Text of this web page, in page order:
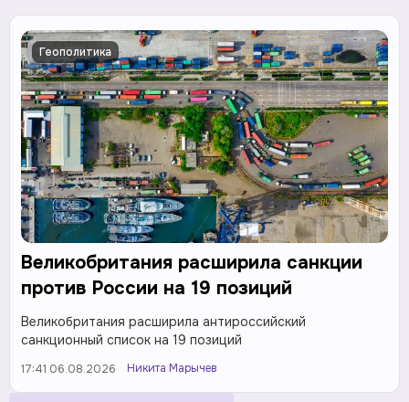
Геополитика
Великобритания расширила санкции
против России на 19 позиций
Великобритания расширила антироссийский
санкционный список на 19 позиций
17:41 06.08.2026 Никита Марычев